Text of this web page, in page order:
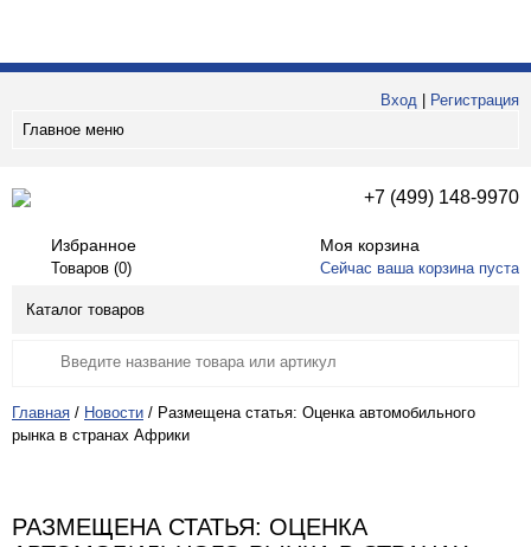
Вход
Регистрация
Главное меню
+7 (499) 148-9970
Избранное
Товаров (0)
Моя корзина
Сейчас ваша корзина пуста
Каталог товаров
Главная / Новости / Размещена статья: Оценка автомобильного
рынка в странах Африки
РАЗМЕЩЕНА СТАТЬЯ: ОЦЕНКА